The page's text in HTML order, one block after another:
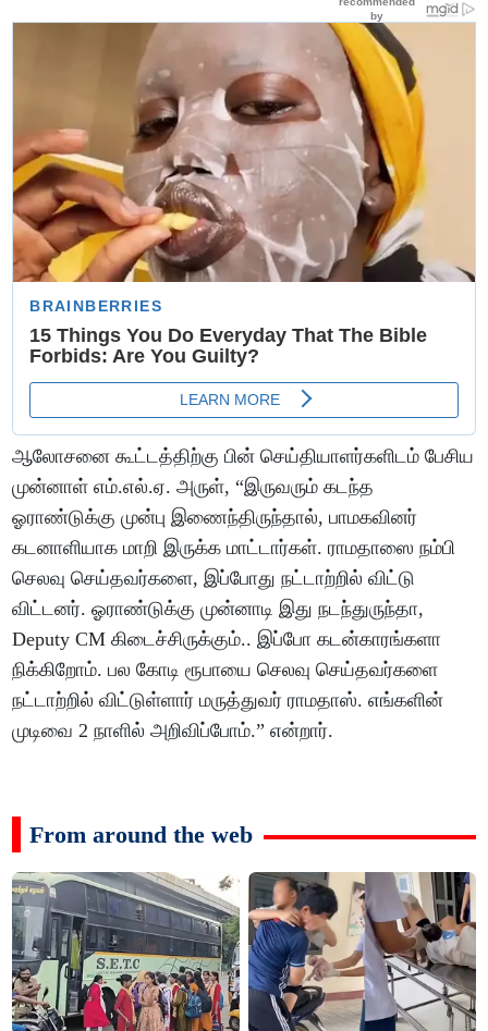
ஆலோசனை கூட்டத்திற்கு பின் செய்தியாளர்களிடம் பேசிய
முன்னாள் எம்.எல்.ஏ. அருள், “இருவரும் கடந்த
ஓராண்டுக்கு முன்பு இணைந்திருந்தால், பாமகவினர்
கடனாளியாக மாறி இருக்க மாட்டார்கள். ராமதாஸை நம்பி
செலவு செய்தவர்களை, இப்போது நட்டாற்றில் விட்டு
விட்டனர். ஓராண்டுக்கு முன்னாடி இது நடந்துருந்தா,
Deputy CM கிடைச்சிருக்கும்.. இப்போ கடன்காரங்களா
நிக்கிறோம். பல கோடி ரூபாயை செலவு செய்தவர்களை
நட்டாற்றில் விட்டுள்ளார் மருத்துவர் ராமதாஸ். எங்களின்
முடிவை 2 நாளில் அறிவிப்போம்.” என்றார்.
From around the web